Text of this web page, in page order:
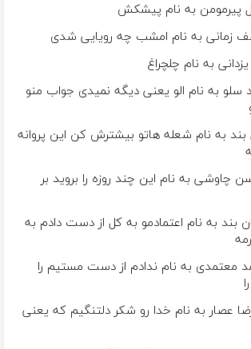
پیرمومن به نام پيشكش
زمانی به نام امشب چه رویایی شدی
به نام چلچراغ
سلو به نام الو یعنی دیگه نمیدی جواب منو
بند به نام شعله هاتو بیشترش کن این پروانه
چاوشی به نام این چند روزه را بروید بر
بند به نام اعتمادمو به کل از دست دادم به
معتمدی به نام ندادم از دست مستیم را
عصار به نام خدا رو شکر دلتنگیم که یعنی